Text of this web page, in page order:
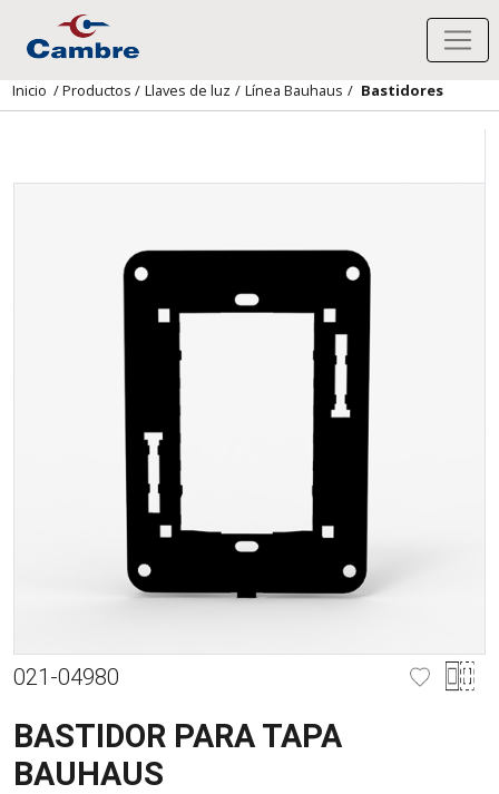
Inicio /Productos / Llaves de luz / Línea Bauhaus / Bastidores
021-04980
BASTIDOR PARA TAPA
BAUHAUS